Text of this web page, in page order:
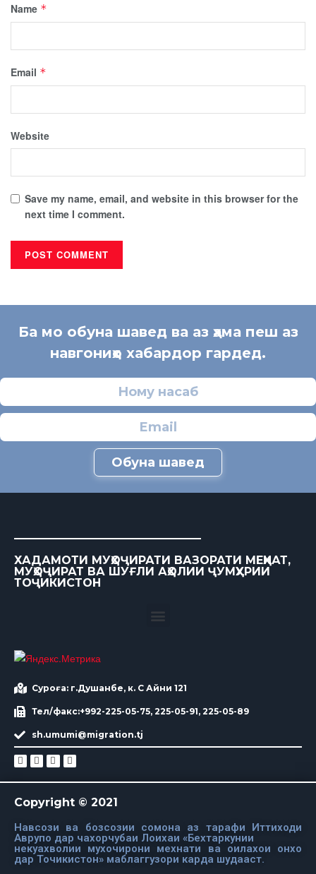
Name *
Email *
Website
Save my name, email, and website in this browser for the
next time I comment.
Ба мо обуна шавед ва аз ҳама пеш аз
навгониҳо хабардор гардед.
Обуна шавед
ХАДАМОТИ МУҲОҶИРАТИ ВАЗОРАТИ МЕҲНАТ,
МУҲОҶИРАТ ВА ШУҒЛИ АҲОЛИИ ҶУМҲУРИИ
ТОҶИКИСТОН
Суроға: г.Душанбе, к. С Айни 121
Тел/факс:+992-225-05-75, 225-05-91, 225-05-89
sh.umumi@migration.tj
Copyright © 2021
Навсози ва бозсозии сомона аз тарафи Иттиходи
Аврупо дар чахорчубаи Лоихаи «Бехтаркунии
некуахволии мухочирони мехнати ва оилахои онхо
дар Точикистон» маблаггузори карда шудааст.